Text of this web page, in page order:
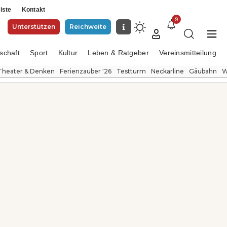
Kontakt
Unterstützen Reichweite
9
Sport Kultur Leben & Ratgeber Vereinsmitteilung
& Denken Ferienzauber '26 Testturm Neckarline Gäubahn